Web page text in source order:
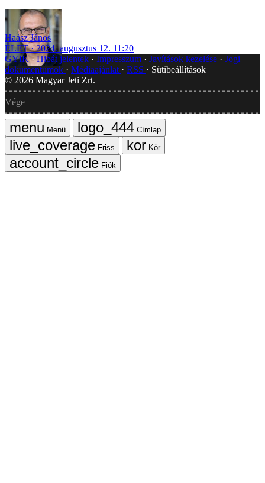
Haász János
ÉLET
2024. augusztus 12. 11:20
GYIK Hibát jelentek Impresszum Javítások kezelése
Jogi
dokumentumok
Médiaajánlat RSS
Sütibeállítások
© 2026 Magyar Jeti Zrt.
Vége
Menü
Címlap
Friss
Kör
Fiók